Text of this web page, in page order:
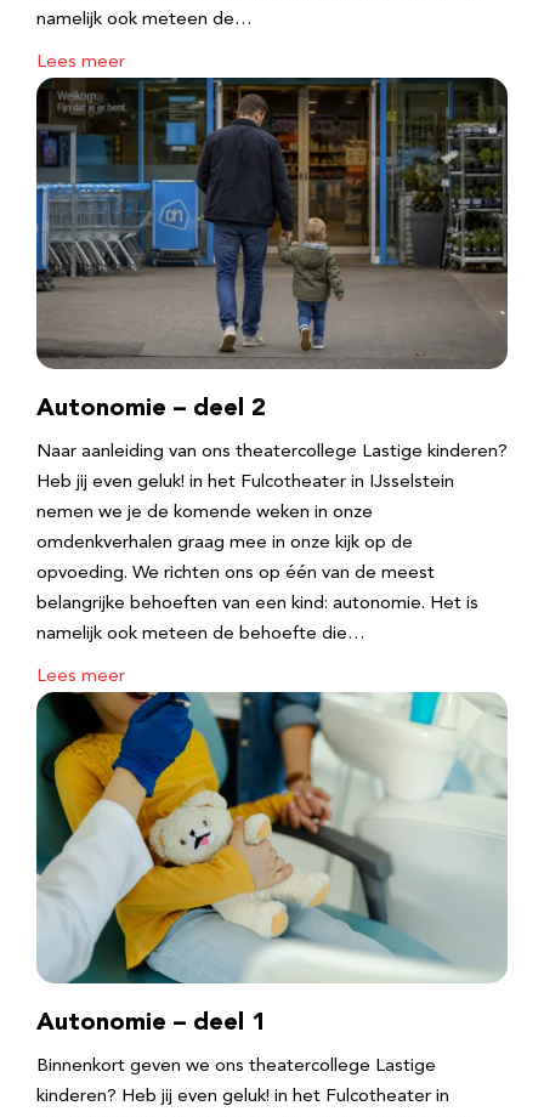
namelijk ook meteen de…
Lees meer
Autonomie – deel 2
Naar aanleiding van ons theatercollege Lastige kinderen?
Heb jij even geluk! in het Fulcotheater in IJsselstein
nemen we je de komende weken in onze
omdenkverhalen graag mee in onze kijk op de
opvoeding. We richten ons op één van de meest
belangrijke behoeften van een kind: autonomie. Het is
namelijk ook meteen de behoefte die…
Lees meer
Autonomie – deel 1
Binnenkort geven we ons theatercollege Lastige
kinderen? Heb jij even geluk! in het Fulcotheater in